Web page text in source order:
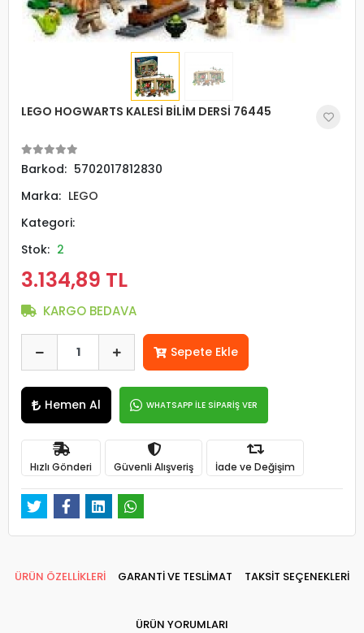
LEGO HOGWARTS KALESİ BİLİM DERSİ 76445
Barkod: 5702017812830
Marka: LEGO
Kategori:
Stok: 2
3.134,89 TL
KARGO BEDAVA
Sepete Ekle
Hemen Al WHATSAPP İLE SİPARİŞ VER
Hızlı Gönderi Güvenli Alışveriş İade ve Değişim
ÜRÜN ÖZELLİKLERİ GARANTİ VE TESLİMAT TAKSİT SEÇENEKLERİ
ÜRÜN YORUMLARI